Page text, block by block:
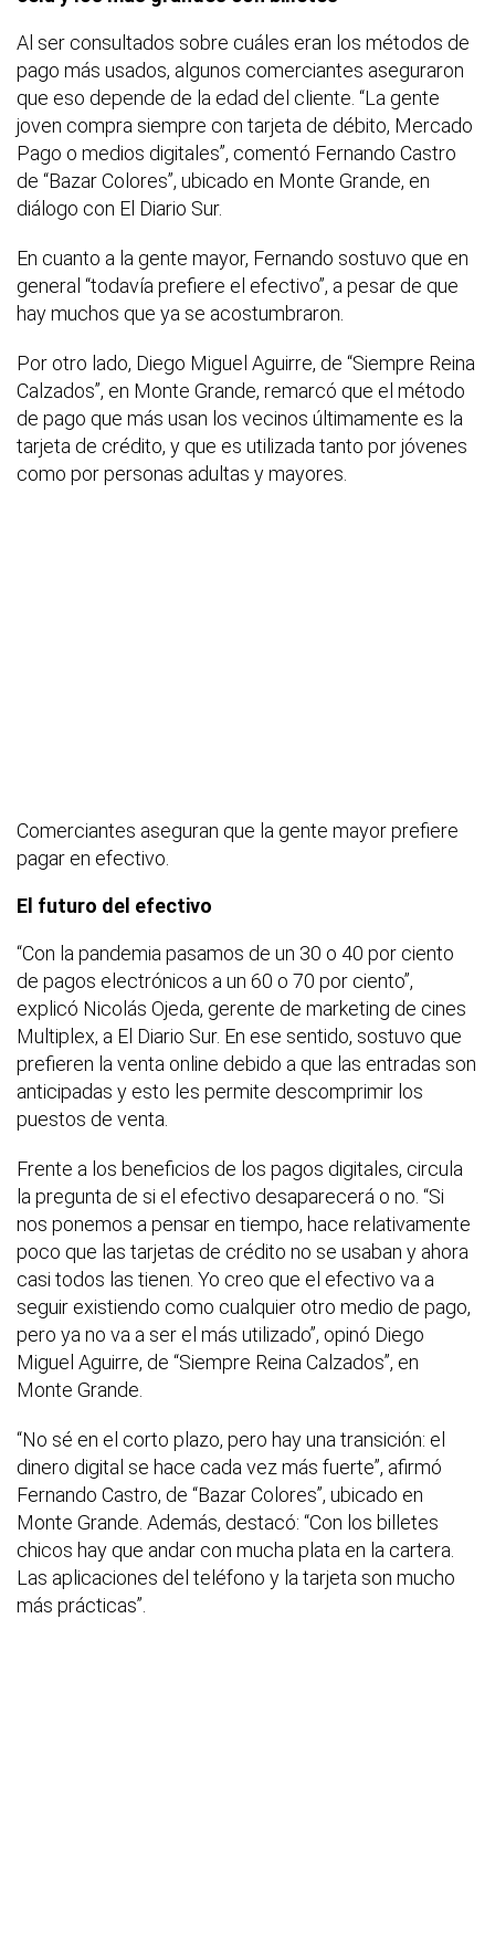
Al ser consultados sobre cuáles eran los métodos de
pago más usados, algunos comerciantes aseguraron
que eso depende de la edad del cliente. “La gente
joven compra siempre con tarjeta de débito, Mercado
Pago o medios digitales”, comentó Fernando Castro
de “Bazar Colores”, ubicado en Monte Grande, en
diálogo con El Diario Sur.
En cuanto a la gente mayor, Fernando sostuvo que en
general “todavía prefiere el efectivo”, a pesar de que
hay muchos que ya se acostumbraron.
Por otro lado, Diego Miguel Aguirre, de “Siempre Reina
Calzados”, en Monte Grande, remarcó que el método
de pago que más usan los vecinos últimamente es la
tarjeta de crédito, y que es utilizada tanto por jóvenes
como por personas adultas y mayores.
Comerciantes aseguran que la gente mayor prefiere
pagar en efectivo.
El futuro del efectivo
“Con la pandemia pasamos de un 30 o 40 por ciento
de pagos electrónicos a un 60 o 70 por ciento”,
explicó Nicolás Ojeda, gerente de marketing de cines
Multiplex, a El Diario Sur. En ese sentido, sostuvo que
prefieren la venta online debido a que las entradas son
anticipadas y esto les permite descomprimir los
puestos de venta.
Frente a los beneficios de los pagos digitales, circula
la pregunta de si el efectivo desaparecerá o no. “Si
nos ponemos a pensar en tiempo, hace relativamente
poco que las tarjetas de crédito no se usaban y ahora
casi todos las tienen. Yo creo que el efectivo va a
seguir existiendo como cualquier otro medio de pago,
pero ya no va a ser el más utilizado”, opinó Diego
Miguel Aguirre, de “Siempre Reina Calzados”, en
Monte Grande.
“No sé en el corto plazo, pero hay una transición: el
dinero digital se hace cada vez más fuerte”, afirmó
Fernando Castro, de “Bazar Colores”, ubicado en
Monte Grande. Además, destacó: “Con los billetes
chicos hay que andar con mucha plata en la cartera.
Las aplicaciones del teléfono y la tarjeta son mucho
más prácticas”.